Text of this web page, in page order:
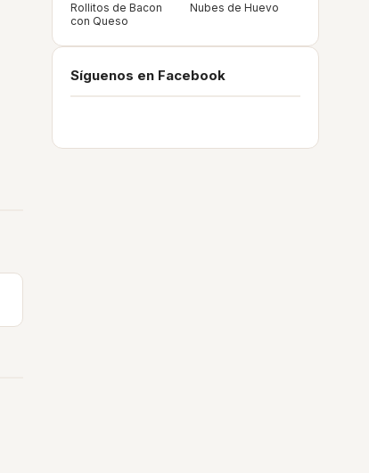
Rollitos de Bacon
con Queso
Nubes de Huevo
Síguenos en Facebook